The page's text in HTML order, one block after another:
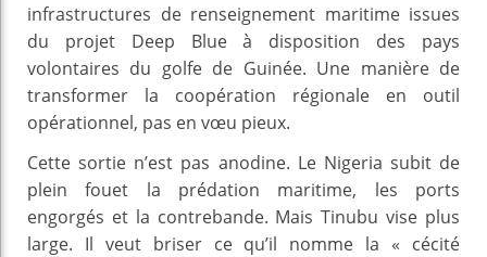
infrastructures de renseignement maritime issues
du projet Deep Blue à disposition des pays
volontaires du golfe de Guinée. Une manière de
transformer la coopération régionale en outil
opérationnel, pas en vœu pieux.
Cette sortie n’est pas anodine. Le Nigeria subit de
plein fouet la prédation maritime, les ports
engorgés et la contrebande. Mais Tinubu vise plus
large. Il veut briser ce qu’il nomme la « cécité